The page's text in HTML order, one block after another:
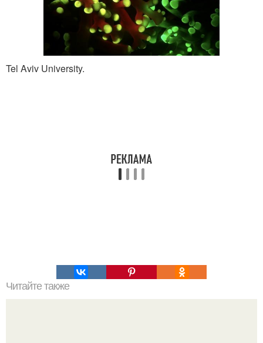
Tel Aviv University.
Читайте также